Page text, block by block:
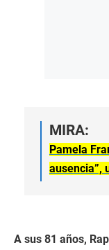
MIRA:
Pamela
ausencia”,
A sus 81 años,